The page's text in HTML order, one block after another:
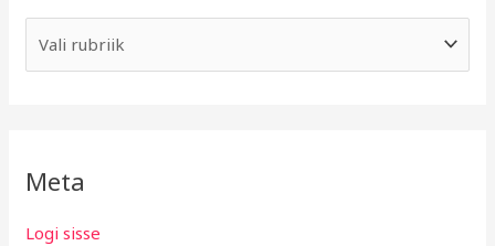
Meta
Logi sisse